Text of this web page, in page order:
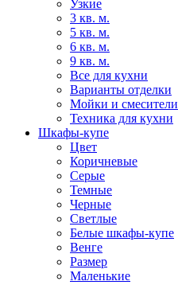
Узкие
3 кв. м.
5 кв. м.
6 кв. м.
9 кв. м.
Все для кухни
Варианты отделки
Мойки и смесители
Техника для кухни
Шкафы-купе
Цвет
Коричневые
Серые
Темные
Черные
Светлые
Белые шкафы-купе
Венге
Размер
Маленькие